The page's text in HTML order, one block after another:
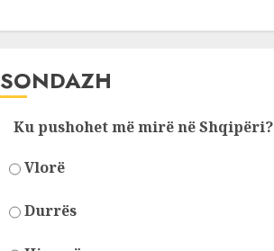
SONDAZH
Ku pushohet më mirë në Shqipëri?
Vlorë
Durrës